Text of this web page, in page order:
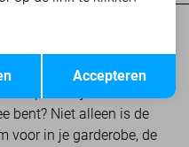
top waar je
bent? Niet alleen is de
voor in je garderobe, de
Opslaan
Accepteren